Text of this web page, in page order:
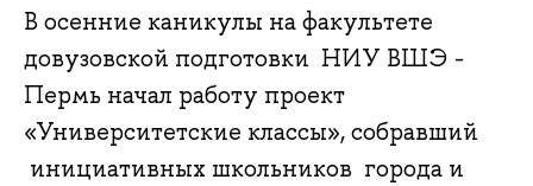
В осенние каникулы на факультете
довузовской подготовки НИУ ВШЭ -
Пермь начал работу проект
«Университетские классы», собравший
инициативных школьников города и